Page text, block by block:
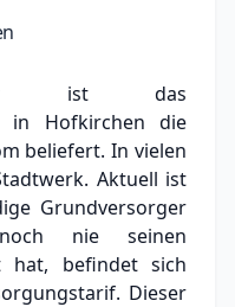
ist das
in Hofkirchen die
beliefert. In vielen
Aktuell ist
Grundversorger
nie seinen
hat, befindet sich
Dieser